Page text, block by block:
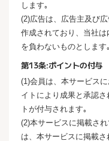
します｡
(2)広告は、広告主及び
作成されており、当社
を負わないものとします｡
第13条:ポイントの付与
(1)会員は、本サービス
イトにより成果と承認
トが付与されます｡
(2)本サービスに掲載さ
は、本サービスに掲載